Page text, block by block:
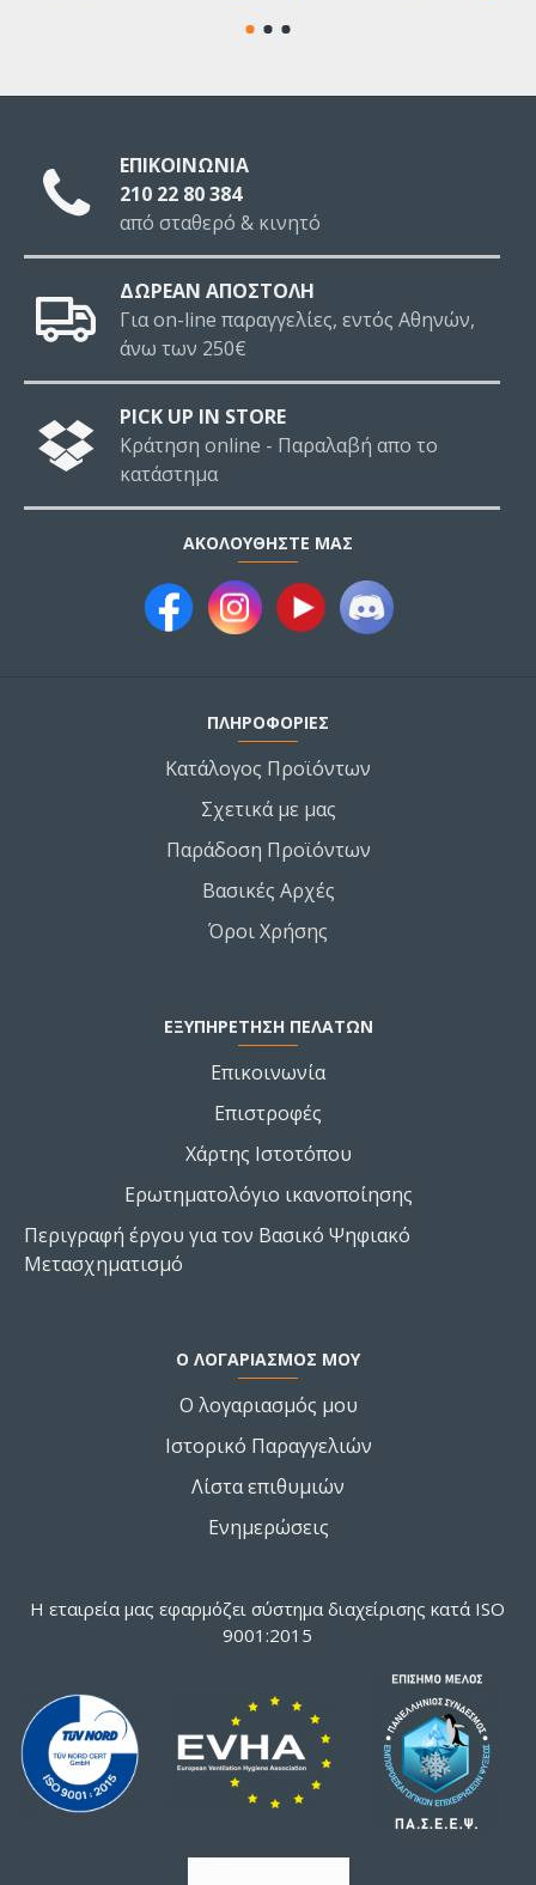
ΕΠΙΚΟΙΝΩΝΙΑ
210 22 80 384
από σταθερό & κινητό
ΔΩΡΕΑΝ ΑΠΟΣΤΟΛΗ
Για on-line παραγγελίες, εντός Αθηνών,
άνω των 250€
PICK UP IN STORE
Κράτηση online - Παραλαβή απο το
κατάστημα
ΑΚΟΛΟΥΘΉΣΤΕ ΜΑΣ
ΠΛΗΡΟΦΟΡΙΕΣ
Κατάλογος Προϊόντων
Σχετικά με μας
Παράδοση Προϊόντων
Βασικές Αρχές
Όροι Χρήσης
ΕΞΥΠΗΡΕΤΗΣΗ ΠΕΛΑΤΩΝ
Επικοινωνία
Επιστροφές
Χάρτης Ιστοτόπου
Ερωτηματολόγιο ικανοποίησης
Περιγραφή έργου για τον Βασικό Ψηφιακό
Μετασχηματισμό
Ο ΛΟΓΑΡΙΑΣΜΌΣ ΜΟΥ
Ο λογαριασμός μου
Ιστορικό Παραγγελιών
Λίστα επιθυμιών
Ενημερώσεις
Η εταιρεία μας εφαρμόζει σύστημα διαχείρισης κατά ISO
9001:2015